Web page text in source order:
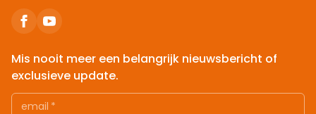
Mis nooit meer een belangrijk nieuwsbericht of
exclusieve update.
email *